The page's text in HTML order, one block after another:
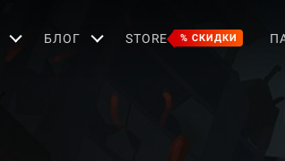
БЛОГ STORE % СКИДКИ